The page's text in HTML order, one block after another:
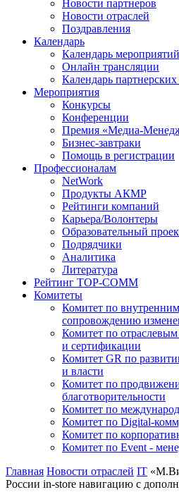
Новости партнеров
Новости отраслей
Поздравления
Календарь
Календарь
Онлайн трансляции
Календарь
Мероприятия
Конкурсы
Конференции
Премия «Медиа-
Бизнес-завтраки
Помощь в регистрации
Профессионалам
NetWork
Продукты АКМР
Рейтинги компаний
Карьера/Волонтеры
Образовательный
Подрядчики
Аналитика
Литература
Рейтинг TOP-COMM
Комитеты
Комитет по
сопровождению
Комитет по
и сертификации
Комитет GR по
и власти
Комитет по
благотворительности
Комитет по
Комитет по Digital-
Комитет по
Комитет по Event -
Главная Новости отраслей IT
России in-store навигацию с